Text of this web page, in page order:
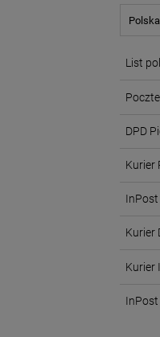
List
DPD
Kurier
Kurier
Kurier